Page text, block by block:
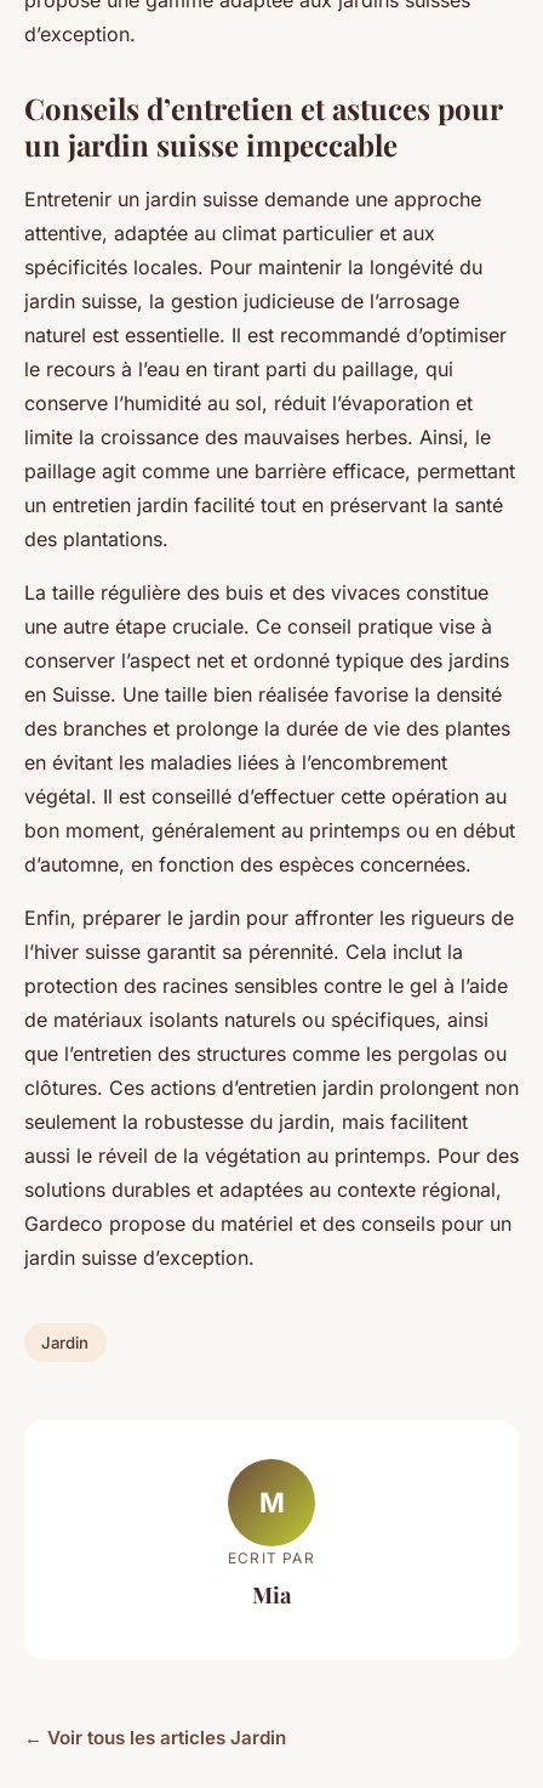
d’exception.
Conseils d’entretien et astuces pour
un jardin suisse impeccable
Entretenir un jardin suisse demande une approche
attentive, adaptée au climat particulier et aux
spécificités locales. Pour maintenir la longévité du
jardin suisse, la gestion judicieuse de l’arrosage
naturel est essentielle. Il est recommandé d’optimiser
le recours à l’eau en tirant parti du paillage, qui
conserve l’humidité au sol, réduit l’évaporation et
limite la croissance des mauvaises herbes. Ainsi, le
paillage agit comme une barrière efficace, permettant
un entretien jardin facilité tout en préservant la santé
des plantations.
La taille régulière des buis et des vivaces constitue
une autre étape cruciale. Ce conseil pratique vise à
conserver l’aspect net et ordonné typique des jardins
en Suisse. Une taille bien réalisée favorise la densité
des branches et prolonge la durée de vie des plantes
en évitant les maladies liées à l’encombrement
végétal. Il est conseillé d’effectuer cette opération au
bon moment, généralement au printemps ou en début
d’automne, en fonction des espèces concernées.
Enfin, préparer le jardin pour affronter les rigueurs de
l’hiver suisse garantit sa pérennité. Cela inclut la
protection des racines sensibles contre le gel à l’aide
de matériaux isolants naturels ou spécifiques, ainsi
que l’entretien des structures comme les pergolas ou
clôtures. Ces actions d’entretien jardin prolongent non
seulement la robustesse du jardin, mais facilitent
aussi le réveil de la végétation au printemps. Pour des
solutions durables et adaptées au contexte régional,
Gardeco propose du matériel et des conseils pour un
jardin suisse d’exception.
Jardin
M
ECRIT PAR
Mia
← Voir tous les articles Jardin